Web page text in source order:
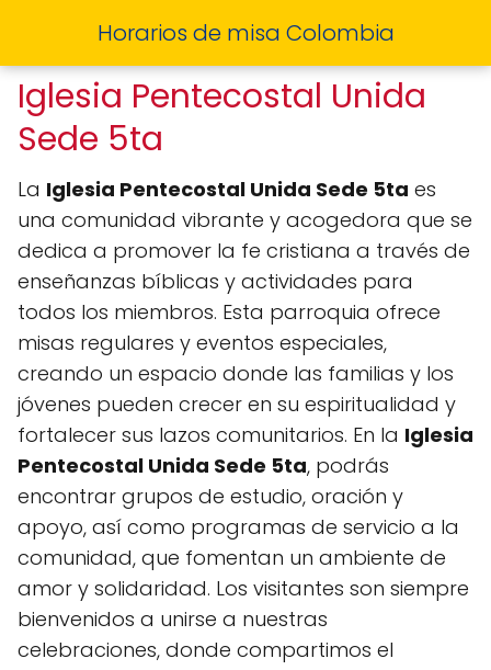
Horarios de misa Colombia
Iglesia Pentecostal Unida
Sede 5ta
La Iglesia Pentecostal Unida Sede 5ta es
una comunidad vibrante y acogedora que se
dedica a promover la fe cristiana a través de
enseñanzas bíblicas y actividades para
todos los miembros. Esta parroquia ofrece
misas regulares y eventos especiales,
creando un espacio donde las familias y los
jóvenes pueden crecer en su espiritualidad y
fortalecer sus lazos comunitarios. En la Iglesia
Pentecostal Unida Sede 5ta, podrás
encontrar grupos de estudio, oración y
apoyo, así como programas de servicio a la
comunidad, que fomentan un ambiente de
amor y solidaridad. Los visitantes son siempre
bienvenidos a unirse a nuestras
celebraciones, donde compartimos el